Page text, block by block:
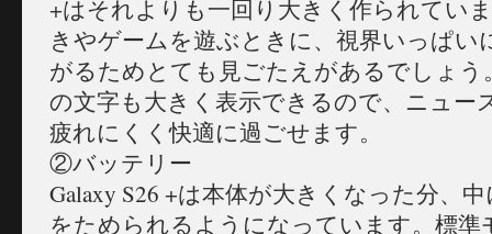
+はそれよりも一回り大きく作られてい
きやゲームを遊ぶときに、視界いっぱい
がるためとても見ごたえがあるでしょ
の文字も大きく表示できるので、ニュー
疲れにくく快適に過ごせます。
②バッテリー
Galaxy S26 +は本体が大きくなった分、
をためられるようになっています。標